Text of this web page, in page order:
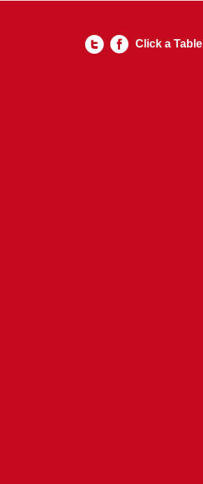
Click a Table